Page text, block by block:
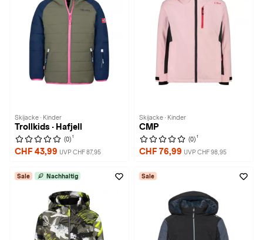
Skijacke · Kinder
Trollkids · Hafjell
(0) 1
CHF 43,99 UVP CHF 87,95
Skijacke · Kinder
CMP
(0) 1
CHF 76,99 UVP CHF 98,95
Sale Nachhaltig Sale